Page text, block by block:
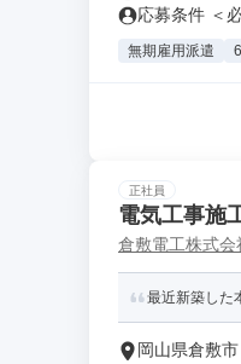
応募条件 ＜
無期雇用派遣
正社員
電気工事施
倉敷電工株式会
最近新築した
岡山県倉敷市